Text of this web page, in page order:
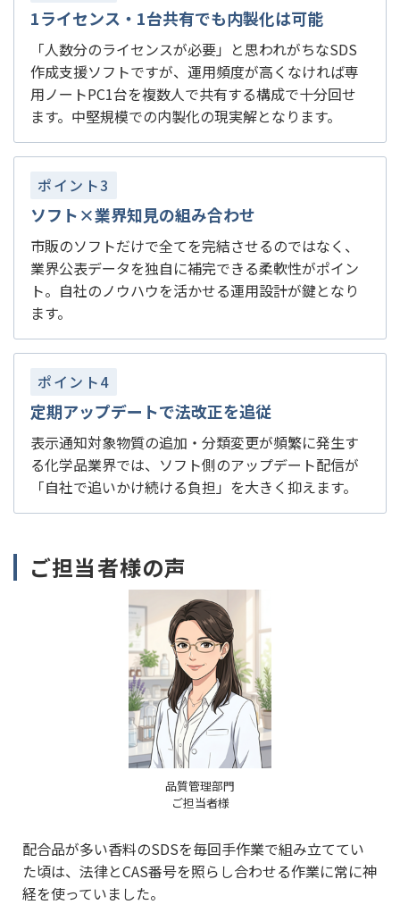
1ライセンス・1台共有でも内製化は可能
「人数分のライセンスが必要」と思われがちなSDS
作成支援ソフトですが、運用頻度が高くなければ専
用ノートPC1台を複数人で共有する構成で十分回せ
ます。中堅規模での内製化の現実解となります。
ポイント3
ソフト×業界知見の組み合わせ
市販のソフトだけで全てを完結させるのではなく、
業界公表データを独自に補完できる柔軟性がポイン
ト。自社のノウハウを活かせる運用設計が鍵となり
ます。
ポイント4
定期アップデートで法改正を追従
表示通知対象物質の追加・分類変更が頻繁に発生す
る化学品業界では、ソフト側のアップデート配信が
「自社で追いかけ続ける負担」を大きく抑えます。
ご担当者様の声
品質管理部門
ご担当者様
配合品が多い香料のSDSを毎回手作業で組み立ててい
た頃は、法律とCAS番号を照らし合わせる作業に常に神
経を使っていました。